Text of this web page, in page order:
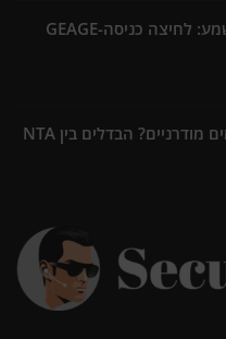
התקפות SVG-Finding במסווה של שמע: לחיצה כניסה-GEAGE
מהו NDR וכיצד הוא עוזר לזהות איומים מודרניים? הבדלים בין NTA